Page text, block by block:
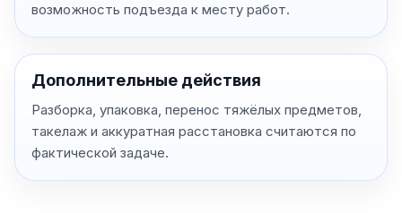
возможность подъезда к месту работ.
Дополнительные действия
Разборка, упаковка, перенос тяжёлых предметов,
такелаж и аккуратная расстановка считаются по
фактической задаче.